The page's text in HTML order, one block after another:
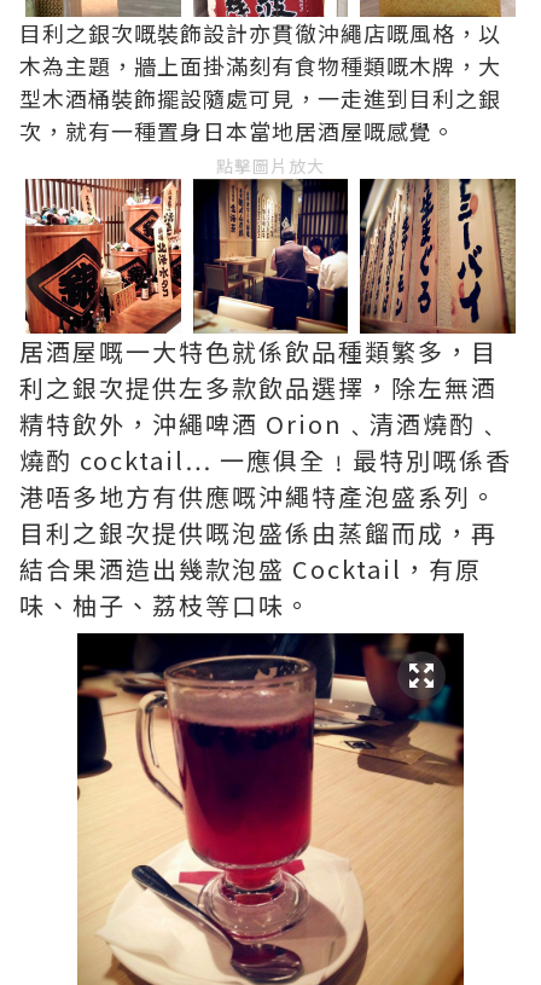
目利之銀次嘅裝飾設計亦貫徹沖繩店嘅風格，以
木為主題，牆上面掛滿刻有食物種類嘅木牌，大
型木酒桶裝飾擺設隨處可見，一走進到目利之銀
次，就有一種置身日本當地居酒屋嘅感覺。
點擊圖片放大
居酒屋嘅一大特色就係飲品種類繁多，目
利之銀次提供左多款飲品選擇，除左無酒
精特飲外，沖繩啤酒 Orion﹑清酒燒酌﹑
燒酌 cocktail… 一應俱全﹗最特別嘅係香
港唔多地方有供應嘅沖繩特產泡盛系列。
目利之銀次提供嘅泡盛係由蒸餾而成，再
結合果酒造出幾款泡盛 Cocktail，有原
味、柚子、荔枝等口味。